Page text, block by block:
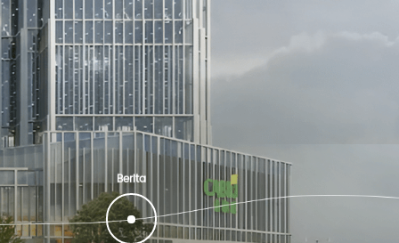
Berita